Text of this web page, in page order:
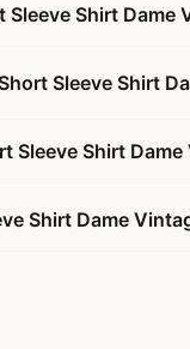
Shirt Dame
Sleeve Shirt
Sleeve Shirt Dame
Shirt Dame